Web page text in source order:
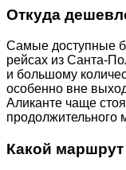
Откуда
Самые доступные
рейсах из Санта-
и большому
особенно вне
Аликанте чаще
продолжительного
Какой